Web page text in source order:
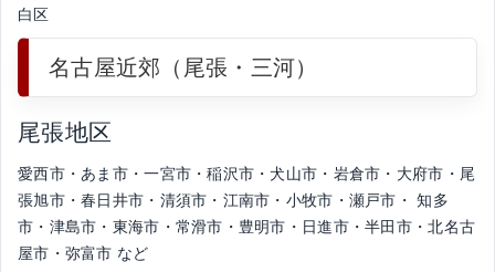
白区
名古屋近郊（尾張・三河）
尾張地区
愛西市・あま市・一宮市・稲沢市・犬山市・岩倉市・大府市・尾
張旭市・春日井市・清須市・江南市・小牧市・瀬戸市・ 知多
市・津島市・東海市・常滑市・豊明市・日進市・半田市・北名古
屋市・弥富市 など